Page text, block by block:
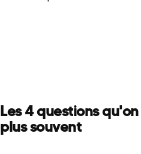
Les 4 questions
plus souvent